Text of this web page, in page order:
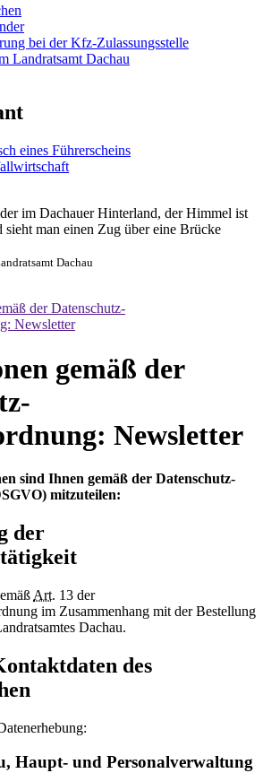
bei der Kfz-Zulassungsstelle
Landratsamt Dachau
eines Führerscheins
Dachau
der Datenschutz-
Newsletter
gemäß der
Newsletter
sind Ihnen gemäß der Datenschutz-
mitzuteilen:
der
Art. 13 der
im Zusammenhang mit der Bestellung
Dachau.
des
Haupt- und Personalverwaltung